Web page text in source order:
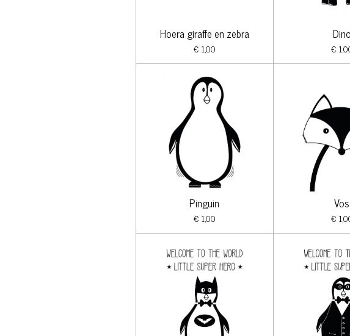
Hoera giraffe en zebra
€ 1,00
Dino
€
Pinguin
€ 1,00
Vos
€